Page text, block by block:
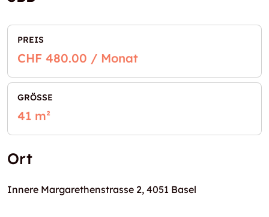
PREIS
CHF 480.00 / Monat
GRÖSSE
41 m²
Ort
Innere Margarethenstrasse 2, 4051 Basel